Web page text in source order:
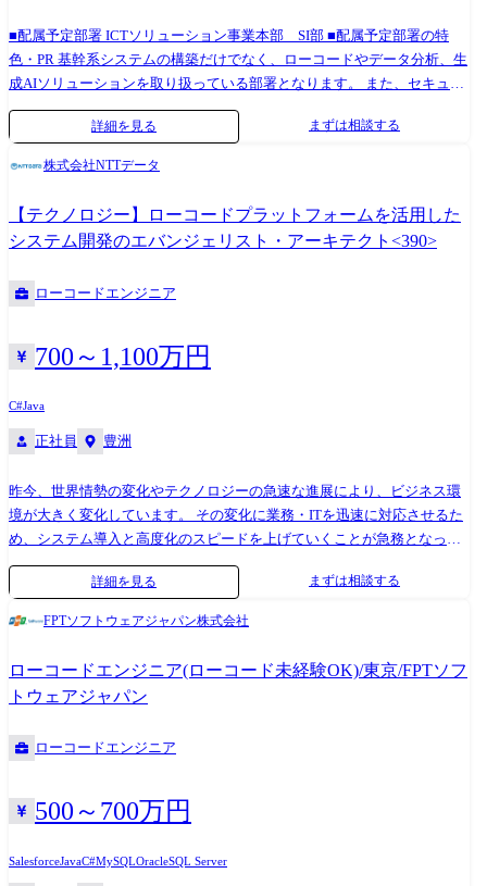
実施いたします。 業務を通じて財務会計、販売管理、購買管理、生産管
理等の業務知識が習得できます。 DXで開発手法も大きな変革を迎えよう
としていますが、最先端の開発業務を経験ができ、価値あるエンジニア
へ成長することができます。 また、教育支援としてMicrosoft
Certification、SAP認定コンサルタントの資格取得プログラムも用意して
・ERPパッケージの導入支援 ●ERPパッケージ開発エンジニアの主な業務
・ERPパッケージのアドオン開発、既存機能のカスタマイズ開発におけ
る要件定義、アプリケーション設計、開発、評価 ・ERPパッケージと連
ステムの開発
■配属予定部署 ICTソリューション事業本部 SI部 ■配属予定部署の特
色・PR 基幹系システムの構築だけでなく、ローコードやデータ分析、生
成AIソリューションを取り扱っている部署となります。 また、セキュリ
ティやクラウドを含むインフラ、統合ID管理ソリューションなど、お客
様のDX推進をご支援しております。 会社としても注力している部署であ
り、今後の大きな成長を目指し、現在の課題に全員で取り組み、日々改
り上げている勢いのある部隊となっております。 ※職務内容変更の可能
性:有 ※変更の範囲:会社の定める業務 Microsoft Dynamics 365、SAP
S/4HANAをはじめとする、 ERPパッケージの導入コンサルタント、およ
ッケージ導入においては、Fit to Standardが主流になってきており、ERP
リューションを用いた周辺サブシステムの開発も実施いたします。 対応
フェーズは、構想策定、要件定義、アプリケーション設計、開発、評価
OutSystems・Power Apps等のローコードソリューション、 SAP Business
実施いたします。 業務を通じて財務会計、販売管理、購買管理、生産管
理等の業務知識が習得できます。 DXで開発手法も大きな変革を迎えよう
としていますが、最先端の開発業務を経験ができ、価値あるエンジニア
へ成長することができます。 また、教育支援としてMicrosoft
Certification、SAP認定コンサルタントの資格取得プログラムも用意して
・ERPパッケージのアドオン開発、既存機能のカスタマイズ開発におけ
る要件定義、アプリケーション設計、開発、評価 ・ERPパッケージと連
ステムの開発
詳細を見る まずは相談する
株式会社NTTデータ
【テクノロジー】ローコードプラットフォームを活用した
システム開発のエバンジェリスト・アーキテクト<390>
ローコードエンジニア
700～1,100万円
C#Java
正社員 豊洲
昨今、世界情勢の変化やテクノロジーの急速な進展により、ビジネス環
境が大きく変化しています。 その変化に業務・ITを迅速に対応させるた
め、システム導入と高度化のスピードを上げていくことが急務となって
いますが、ビジネスにフィットするパッケージが存在しなかったり、フ
ルスクラッチだと完成までが長くアジリティが損なわれてしまったりと
ラットフォームを活用して前例のないシステムを高速かつ高品質で提供
し、圧倒的な生産性向上とDXのスピーディーな実現を可能とします。 ま
た、ビジネスのスピードアップを図るべく、内製化を進めるお客様も増
が増えていますが、ITリテラシーの不足やIT人材不足が問題となってい
内容 (1)システム化検討、製品選定、PoC ひとくちにローコードプラット
フォームといっても様々な製品があり、導入目的によってそれぞれ向き
ーコードプラットフォームのメリットやデメリット、製品の選択肢とそ
詳細を見る まずは相談する
FPTソフトウェアジャパン株式会社
ローコードエンジニア(ローコード未経験OK)/東京/FPTソフ
トウェアジャパン
ローコードエンジニア
500～700万円
SalesforceJavaC#MySQLOracleSQL Server